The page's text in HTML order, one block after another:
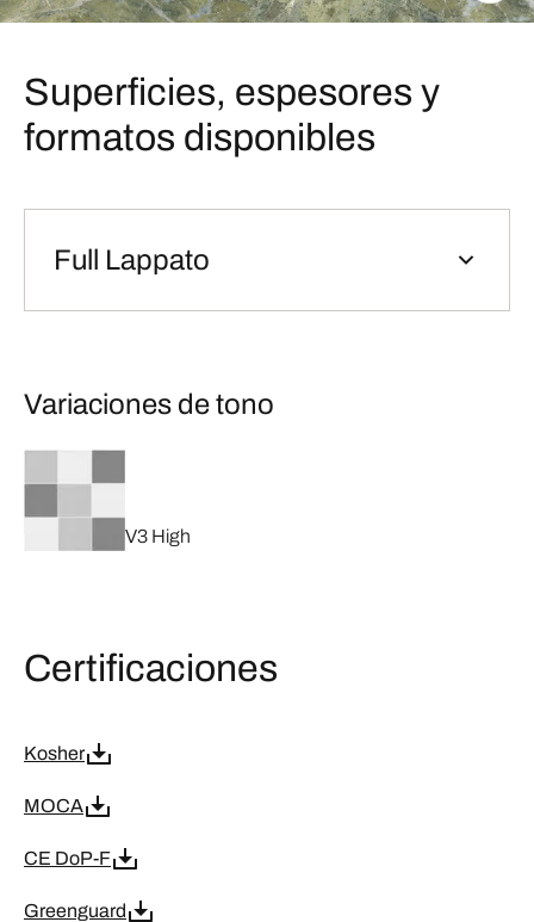
Superficies, espesores y
formatos disponibles
Full Lappato
Variaciones de tono
V3 High
Certificaciones
Kosher
MOCA
CE DoP-F
Greenguard